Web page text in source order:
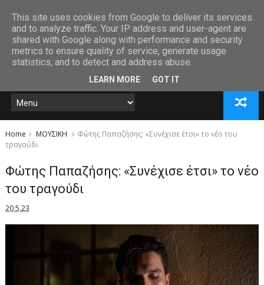
Home ΜΟΥΣΙΚΗ
Φώτης Παπαζήσης: «Συνέχισε έτσι» το νέο του
τραγούδι
Φώτης Παπαζήσης: «Συνέχισε έτσι» το νέο
του τραγούδι
20.5.23
This site uses cookies from Google to deliver its services
and to analyze traffic. Your IP address and user-agent are
shared with Google along with performance and security
metrics to ensure quality of service, generate usage
statistics, and to detect and address abuse.
LEARN MORE GOT IT